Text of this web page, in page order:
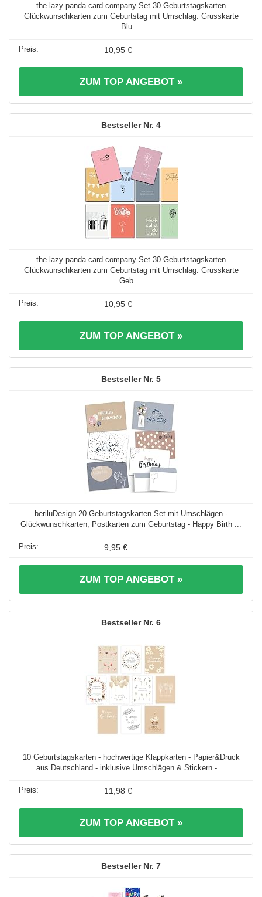
the lazy panda card company Set 30 Geburtstagskarten
Glückwunschkarten zum Geburtstag mit Umschlag. Grusskarte
Blu ...
10,95 €
ZUM TOP ANGEBOT »
4
the lazy panda card company Set 30 Geburtstagskarten
Glückwunschkarten zum Geburtstag mit Umschlag. Grusskarte
Geb ...
10,95 €
ZUM TOP ANGEBOT »
5
beriluDesign 20 Geburtstagskarten Set mit Umschlägen -
Glückwunschkarten, Postkarten zum Geburtstag - Happy Birth ...
9,95 €
ZUM TOP ANGEBOT »
6
10 Geburtstagskarten - hochwertige Klappkarten - Papier&Druck
aus Deutschland - inklusive Umschlägen & Stickern - ...
11,98 €
ZUM TOP ANGEBOT »
7